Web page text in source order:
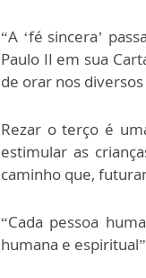
“A ‘fé sincera’
Paulo II em sua
de orar nos
Rezar o terço é
estimular as
caminho que,
“Cada pessoa
humana e